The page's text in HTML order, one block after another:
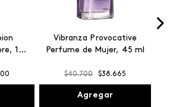
100
Vibranza Provocative
Perfume de Mujer, 45 ml
$40.700 $38.665
Agregar